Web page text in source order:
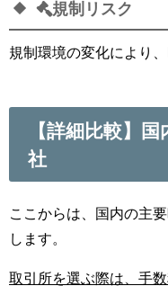
規制リスク
規制環境の変化により
【詳細比較】
社
ここからは、国内の主
します。
取引所を選ぶ際は、手